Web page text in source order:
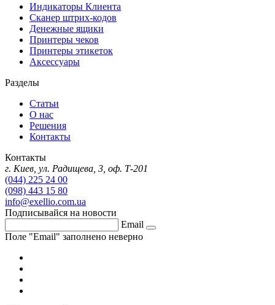
Индикаторы Клиента
Сканер штрих-кодов
Денежные ящики
Принтеры чеков
Принтеры этикеток
Аксессуары
Разделы
Статьи
О нас
Решения
Контакты
Контакты
г. Киев, ул. Радищева, 3, оф. Т-201
(044) 225 24 00
(098) 443 15 80
info@exellio.com.ua
Подписывайся на новости
Email
Поле "Email" заполнено неверно